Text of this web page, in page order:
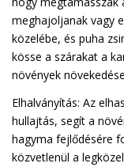
meghajoljanak vagy
közelébe, és puha
kösse a szárakat a
növények
Elhalványítás: Az
hullajtás, segít a
hagyma fejlődésére
közvetlenül a